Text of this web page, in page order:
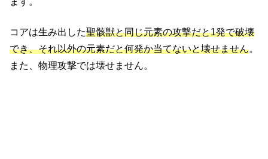
コアは生み出した聖骸獣と同じ元素の攻撃だと1発で破壊
でき、それ以外の元素だと何発か当てないと壊せません。
また、物理攻撃では壊せません。